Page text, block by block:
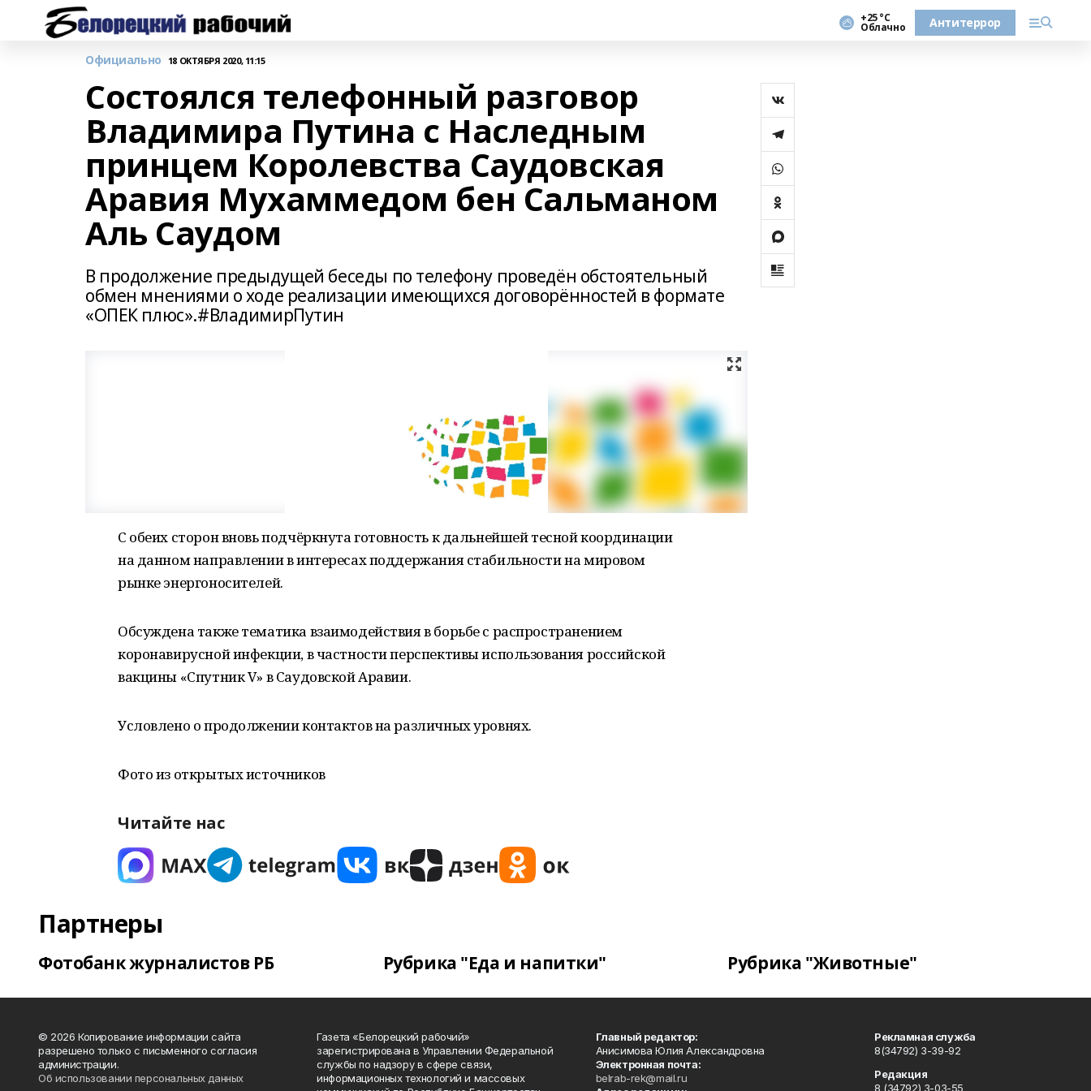
+25 °С
Облачно Антитеррор
Официально 18 ОКТЯБРЯ 2020, 11:15
Состоялся телефонный разговор
Владимира Путина с Наследным
принцем Королевства Саудовская
Аравия Мухаммедом бен Сальманом
Аль Саудом
В продолжение предыдущей беседы по телефону проведён обстоятельный
обмен мнениями о ходе реализации имеющихся договорённостей в формате
«ОПЕК плюс».#ВладимирПутин
С обеих сторон вновь подчёркнута готовность к дальнейшей тесной координации
на данном направлении в интересах поддержания стабильности на мировом
рынке энергоносителей.
Обсуждена также тематика взаимодействия в борьбе с распространением
коронавирусной инфекции, в частности перспективы использования российской
вакцины «Спутник V» в Саудовской Аравии.
Условлено о продолжении контактов на различных уровнях.
Фото из открытых источников
Читайте нас
Партнеры
Фотобанк журналистов РБ Рубрика "Еда и напитки" Рубрика "Животные"
© 2026 Копирование информации сайта
разрешено только с письменного согласия
администрации.
Об использовании персональных данных
Газета «Белорецкий рабочий»
зарегистрирована в Управлении Федеральной
службы по надзору в сфере связи,
информационных технологий и массовых
Главный редактор:
Анисимова Юлия Александровна
Электронная почта:
belrab-rek@mail.ru
Рекламная служба
8(34792) 3-39-92
Редакция
8 (34792) 3-03-55